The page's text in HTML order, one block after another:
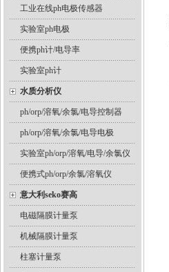
工业在线ph电极传感器
实验室ph电极
便携ph计/电导率
实验室ph计
水质分析仪
ph/orp/溶氧/余氯/电导控制器
ph/orp/溶氧/余氯/电导电极
实验室ph/orp/溶氧/电导/余氯仪
便携式ph/orp/余氯/溶氧仪
意大利seko赛高
电磁隔膜计量泵
机械隔膜计量泵
柱塞计量泵